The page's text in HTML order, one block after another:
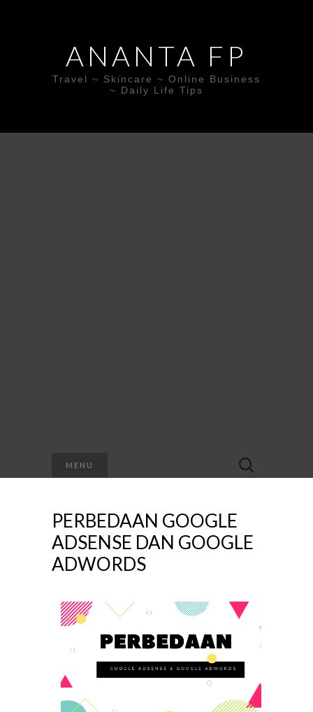
ANANTA FP
Travel ~ Skincare ~ Online Business
~ Daily Life Tips
MENU
Search
for:
PERBEDAAN GOOGLE
ADSENSE DAN GOOGLE
ADWORDS